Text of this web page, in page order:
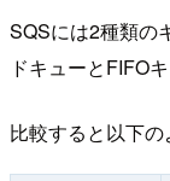
SQSには2種類の
ドキューとFIFOキ
比較すると以下の